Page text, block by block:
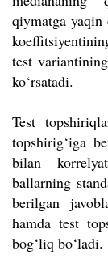
qiymatga
test
ko‘rsatadi.
Test
topshirig‘iga
bilan
ballarning
berilgan
hamda test
bog‘liq bo‘ladi.